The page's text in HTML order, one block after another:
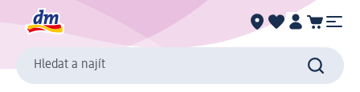
Hledat a najít